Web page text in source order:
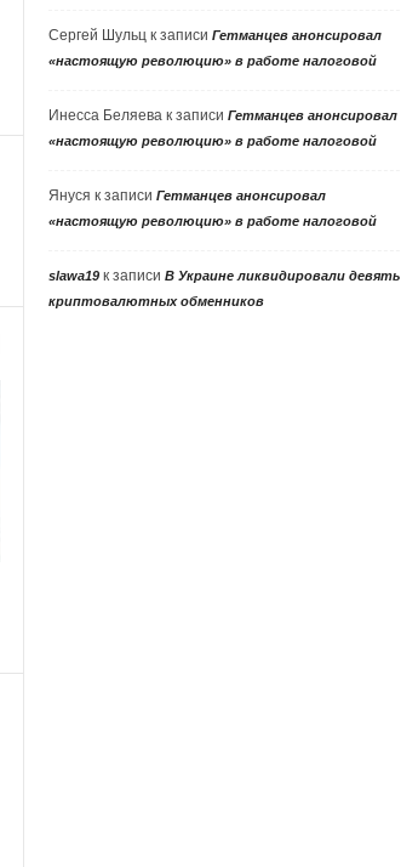
Сергей Шульцк записи Гетманцев анонсировал
«настоящую революцию» в работе налоговой
Инесса Беляевак записи Гетманцев анонсировал
«настоящую революцию» в работе налоговой
Януся к записи Гетманцев анонсировал
«настоящую революцию» в работе налоговой
slawa19к записи В Украине ликвидировали девять
криптовалютных обменников